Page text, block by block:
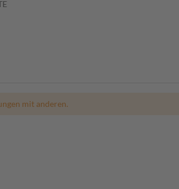
mit anderen.